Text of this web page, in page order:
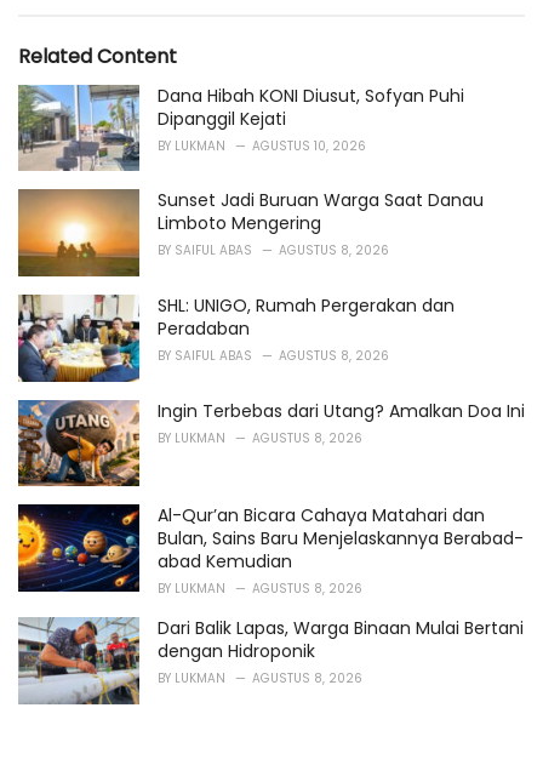
e
o
r
i
e
:
Related Content
Dana Hibah KONI Diusut, Sofyan Puhi
Dipanggil Kejati
BY LUKMAN AGUSTUS 10, 2026
Sunset Jadi Buruan Warga Saat Danau
Limboto Mengering
BY SAIFUL ABAS AGUSTUS 8, 2026
SHL: UNIGO, Rumah Pergerakan dan
Peradaban
BY SAIFUL ABAS AGUSTUS 8, 2026
Ingin Terbebas dari Utang? Amalkan Doa Ini
BY LUKMAN AGUSTUS 8, 2026
Al-Qur’an Bicara Cahaya Matahari dan
Bulan, Sains Baru Menjelaskannya Berabad-
abad Kemudian
BY LUKMAN AGUSTUS 8, 2026
Dari Balik Lapas, Warga Binaan Mulai Bertani
dengan Hidroponik
BY LUKMAN AGUSTUS 8, 2026